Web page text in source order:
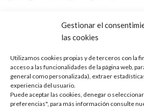
Gestionar el
las cookies
Utilizamos cookies propias y de terceros con la
acceso a las funcionalidades de la página web,
general como personalizada), extraer
experiencia del usuario.
Puede aceptar las cookies, denegar o
preferencias", para más información consulte
Todos los derechos
Política de privacidad | Aviso legal |